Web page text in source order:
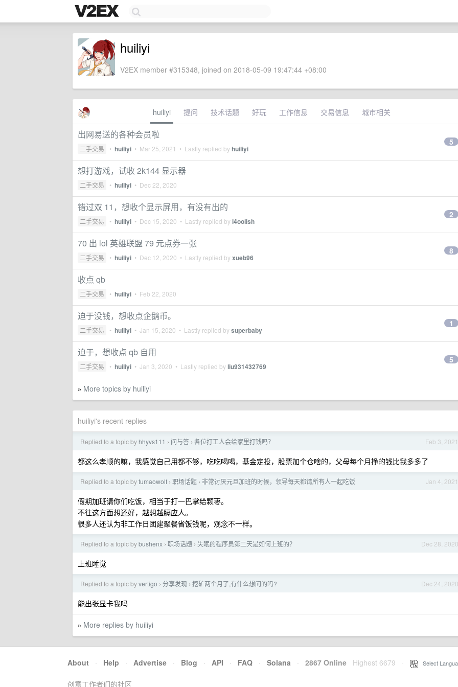
huiliyi
V2EX member #315348, joined on 2018-05-09 19:47:44 +08:00
huiliyi 提问 技术话题 好玩 工作信息 交易信息 城市相关
出网易送的各种会员啦
二手交易 • huiliyi • Mar 25, 2021 • Lastly replied byhuiliyi
5
想打游戏，试收 2k144 显示器
二手交易 • huiliyi • Dec 22, 2020
错过双 11，想收个显示屏用，有没有出的
二手交易 • huiliyi • Dec 15, 2020 • Lastly replied byi4oolish
2
70 出 lol 英雄联盟 79 元点券一张
二手交易 • huiliyi • Dec 12, 2020 • Lastly replied byxueb96
8
收点 qb
二手交易 • huiliyi • Feb 22, 2020
迫于没钱，想收点企鹅币。
二手交易 • huiliyi • Jan 15, 2020 • Lastly replied bysuperbaby
1
迫于，想收点 qb 自用
二手交易 • huiliyi • Jan 3, 2020 • Lastly replied byliu931432769
5
» More topics by huiliyi
huiliyi's recent replies
Feb 3, 2021
Replied to a topic by hhyvs111 › 问与答 › 各位打工人会给家里打钱吗？
都这么孝顺的嘛，我感觉自己用都不够，吃吃喝喝，基金定投，股票加个仓啥的，父母每个月挣的钱比我多多了
Jan 4, 2021
Replied to a topic bytumaowolf › 职场话题 › 非常讨厌元旦加班的时候，领导每天都请所有人一起吃饭
假期加班请你们吃饭，相当于打一巴掌给颗枣。
不往这方面想还好，越想越膈应人。
很多人还认为非工作日团建聚餐省饭钱呢，观念不一样。
Dec 28, 2020
Replied to a topic bybushenx › 职场话题 › 失眠的程序员第二天是如何上班的？
上班睡觉
Dec 24, 2020
Replied to a topic byvertigo › 分享发现 › 挖矿两个月了,有什么想问的吗?
能出张显卡我吗
» More replies by huiliyi
About · Help · Advertise · Blog · API · FAQ · Solana · 2867 Online Highest 6679 Select
创意工作者们的社区